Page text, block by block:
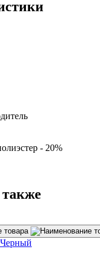
- 20%